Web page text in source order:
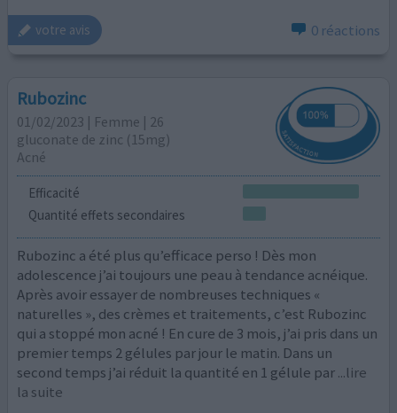
votre avis 0 réactions
Rubozinc
01/02/2023 | Femme | 26
gluconate de zinc (15mg)
Acné
Efficacité
Quantité effets secondaires
Rubozinc a été plus qu’efficace perso ! Dès mon
adolescence j’ai toujours une peau à tendance acnéique.
Après avoir essayer de nombreuses techniques «
naturelles », des crèmes et traitements, c’est Rubozinc
qui a stoppé mon acné ! En cure de 3 mois, j’ai pris dans un
premier temps 2 gélules par jour le matin. Dans un
second temps j’ai réduit la quantité en 1 gélule par...lire
la suite